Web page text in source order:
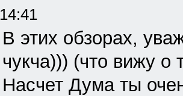
14:41
В этих обзорах,
чукча))) (что вижу о
Насчет Дума ты